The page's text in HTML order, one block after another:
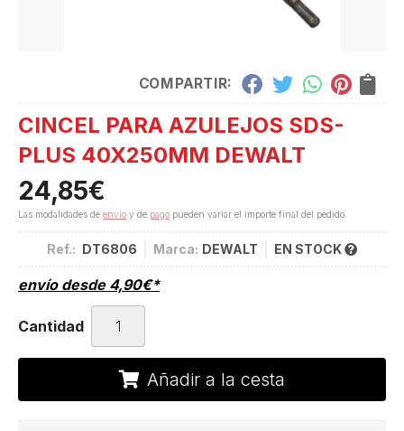
COMPARTIR:
CINCEL PARA AZULEJOS SDS-
PLUS 40X250MM DEWALT
24,85€
Las modalidades de envío y de pago pueden variar el importe final del pedido.
Ref.: DT6806 Marca: DEWALT EN STOCK
envío desde 4,90€*
Cantidad
Añadir a la cesta